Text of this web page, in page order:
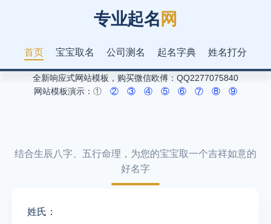
专业起名 网
首页 宝宝取名 公司测名 起名字典 姓名打分
全新响应式网站模板，购买微信欧傅：QQ2277075840
网站模板演示： ① ② ③ ④ ⑤ ⑥ ⑦ ⑧ ⑨
结合生辰八字、五行命理，为您的宝宝取一个吉祥如意的
好名字
姓氏：